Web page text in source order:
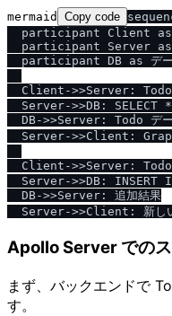
mermaid Copy code
participant Client
participant Server
participant DB as デー
Client->>Server: Todo
Server->>DB: SELECT
DB->>Server: Todo デ
Server->>Client:
Client->>Server: Todo
Server->>DB: INSERT
  DB->>Server: 追加結果
Apollo Server での
まず、バックエンドで
す。